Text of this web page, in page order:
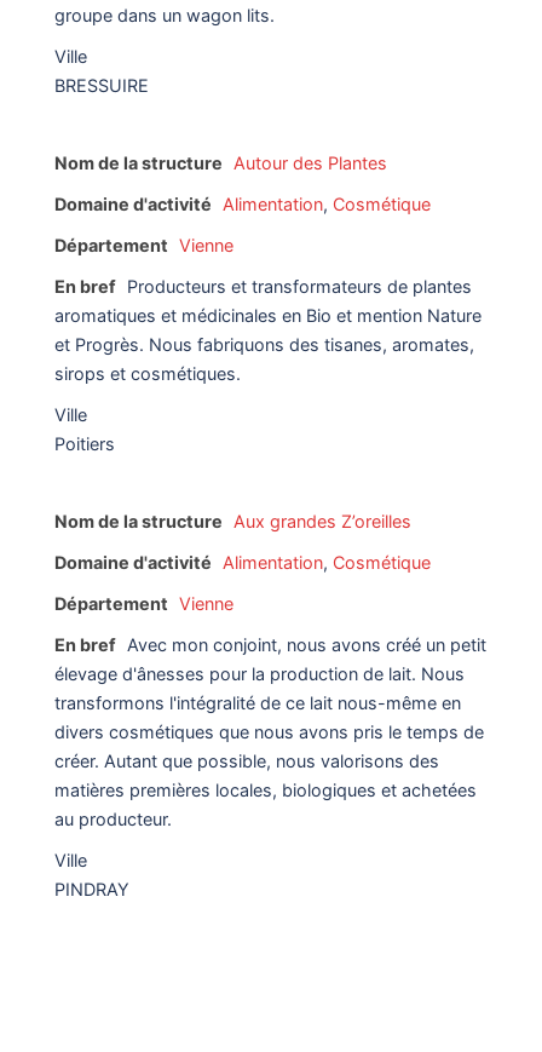
groupe dans un wagon lits.
Ville
BRESSUIRE
Nom de la structure
Autour des Plantes
Domaine d'activité
Alimentation, Cosmétique
Département Vienne
En bref Producteurs et transformateurs de plantes
aromatiques et médicinales en Bio et mention Nature
et Progrès. Nous fabriquons des tisanes, aromates,
sirops et cosmétiques.
Ville
Poitiers
Nom de la structure
Aux grandes Z’oreilles
Domaine d'activité
Alimentation, Cosmétique
Département Vienne
En bref Avec mon conjoint, nous avons créé un petit
élevage d'ânesses pour la production de lait. Nous
transformons l'intégralité de ce lait nous-même en
divers cosmétiques que nous avons pris le temps de
créer. Autant que possible, nous valorisons des
matières premières locales, biologiques et achetées
au producteur.
Ville
PINDRAY